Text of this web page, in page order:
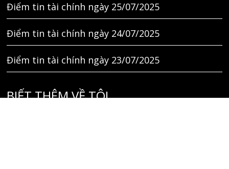
Điểm tin tài chính ngày 25/07/2025
Điểm tin tài chính ngày 24/07/2025
Điểm tin tài chính ngày 23/07/2025
BIẾT THÊM VỀ TÔI